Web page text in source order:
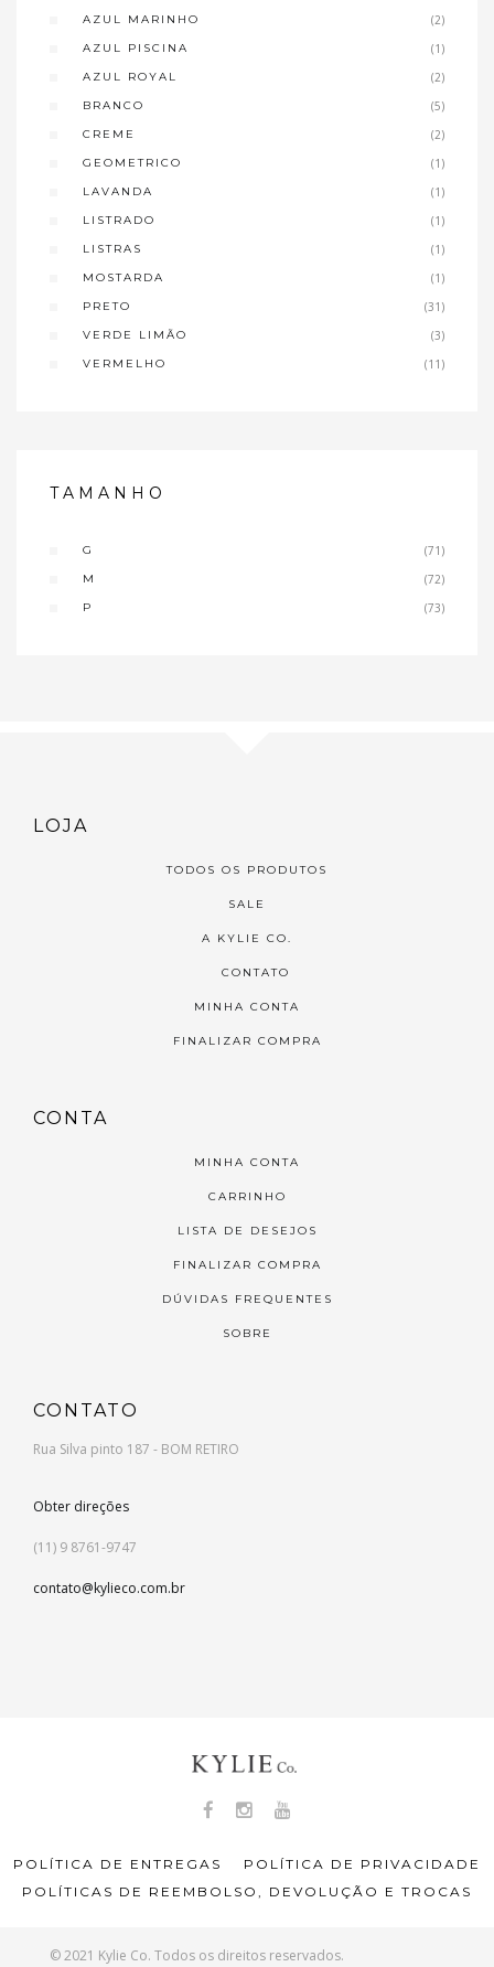
AZUL MARINHO (2)
AZUL PISCINA (1)
AZUL ROYAL (2)
BRANCO (5)
CREME (2)
GEOMETRICO (1)
LAVANDA (1)
LISTRADO (1)
LISTRAS (1)
MOSTARDA (1)
PRETO (31)
VERDE LIMÃO (3)
VERMELHO (11)
TAMANHO
G (71)
M (72)
P (73)
LOJA
TODOS OS PRODUTOS
SALE
A KYLIE CO.
CONTATO
MINHA CONTA
FINALIZAR COMPRA
CONTA
MINHA CONTA
CARRINHO
LISTA DE DESEJOS
FINALIZAR COMPRA
DÚVIDAS FREQUENTES
SOBRE
CONTATO
Rua Silva pinto 187 - BOM RETIRO
Obter direções
(11) 9 8761-9747
contato@kylieco.com.br
POLÍTICA DE ENTREGAS
POLÍTICA DE PRIVACIDADE
POLÍTICAS DE REEMBOLSO, DEVOLUÇÃO E TROCAS
© 2021 Kylie Co. Todos os direitos reservados.